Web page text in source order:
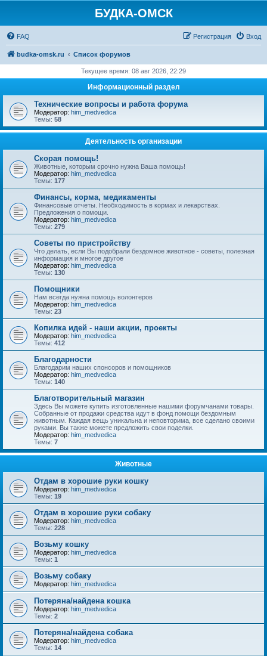
БУДКА-ОМСК
FAQ Вход
Регистрация
budka-omsk.ru Список форумов
Текущее время: 08 авг 2026, 22:29
Информационный раздел
Технические вопросы и работа форума
Модератор: him_medvedica
Темы: 58
Деятельность организации
Скорая помощь!
Животные, которым срочно нужна Ваша помощь!
Модератор: him_medvedica
Темы: 177
Финансы, корма, медикаменты
Финансовые отчеты. Необходимость в кормах и лекарствах.
Предложения о помощи.
Модератор: him_medvedica
Темы: 279
Советы по пристройству
Что делать, если Вы подобрали бездомное животное - советы, полезная
информация и многое другое
Модератор: him_medvedica
Темы: 130
Помощники
Нам всегда нужна помощь волонтеров
Модератор: him_medvedica
Темы: 23
Копилка идей - наши акции, проекты
Модератор: him_medvedica
Темы: 412
Благодарности
Благодарим наших спонсоров и помощников
Модератор: him_medvedica
Темы: 140
Благотворительный магазин
Здесь Вы можете купить изготовленные нашими форумчанами товары.
Собранные от продажи средства идут в фонд помощи бездомным
животным. Каждая вещь уникальна и неповторима, все сделано своими
руками. Вы также можете предложить свои поделки.
Модератор: him_medvedica
Темы: 7
Животные
Отдам в хорошие руки кошку
Модератор: him_medvedica
Темы: 19
Отдам в хорошие руки собаку
Модератор: him_medvedica
Темы: 228
Возьму кошку
Модератор: him_medvedica
Темы: 1
Возьму собаку
Модератор: him_medvedica
Потеряна/найдена кошка
Модератор: him_medvedica
Темы: 2
Потеряна/найдена собака
Модератор: him_medvedica
Темы: 14